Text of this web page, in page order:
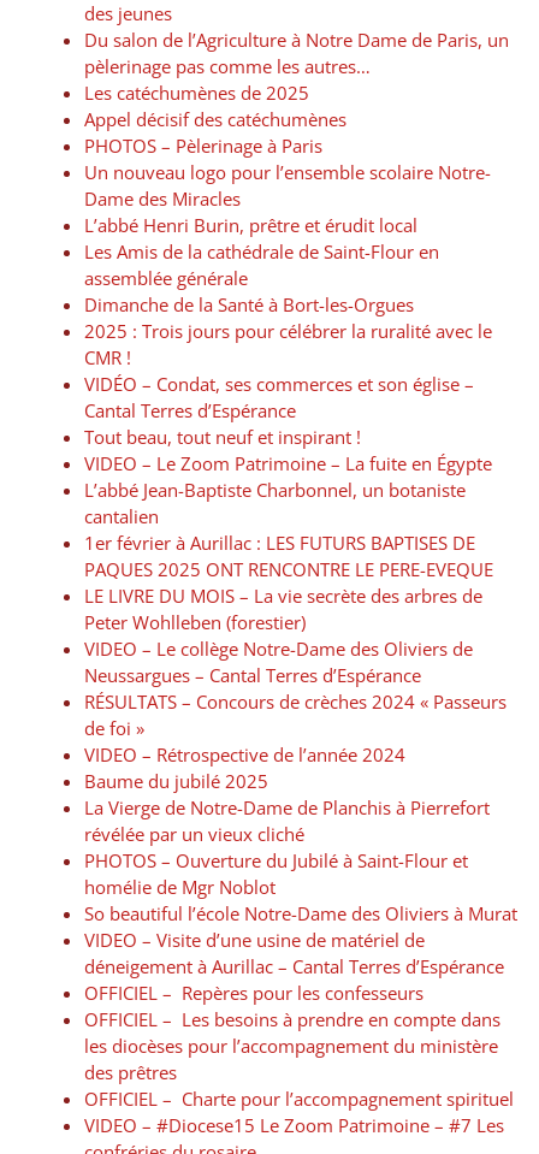
des jeunes
Du salon de l’Agriculture à Notre Dame de Paris, un
pèlerinage pas comme les autres…
Les catéchumènes de 2025
Appel décisif des catéchumènes
PHOTOS – Pèlerinage à Paris
Un nouveau logo pour l’ensemble scolaire Notre-
Dame des Miracles
L’abbé Henri Burin, prêtre et érudit local
Les Amis de la cathédrale de Saint-Flour en
assemblée générale
Dimanche de la Santé à Bort-les-Orgues
2025 : Trois jours pour célébrer la ruralité avec le
CMR !
VIDÉO – Condat, ses commerces et son église –
Cantal Terres d’Espérance
Tout beau, tout neuf et inspirant !
VIDEO – Le Zoom Patrimoine – La fuite en Égypte
L’abbé Jean-Baptiste Charbonnel, un botaniste
cantalien
1er février à Aurillac : LES FUTURS BAPTISES DE
PAQUES 2025 ONT RENCONTRE LE PERE-EVEQUE
LE LIVRE DU MOIS – La vie secrète des arbres de
Peter Wohlleben (forestier)
VIDEO – Le collège Notre-Dame des Oliviers de
Neussargues – Cantal Terres d’Espérance
RÉSULTATS – Concours de crèches 2024 « Passeurs
de foi »
VIDEO – Rétrospective de l’année 2024
Baume du jubilé 2025
La Vierge de Notre-Dame de Planchis à Pierrefort
révélée par un vieux cliché
PHOTOS – Ouverture du Jubilé à Saint-Flour et
homélie de Mgr Noblot
So beautiful l’école Notre-Dame des Oliviers à Murat
VIDEO – Visite d’une usine de matériel de
déneigement à Aurillac – Cantal Terres d’Espérance
OFFICIEL – Repères pour les confesseurs
OFFICIEL – Les besoins à prendre en compte dans
les diocèses pour l’accompagnement du ministère
des prêtres
OFFICIEL – Charte pour l’accompagnement spirituel
VIDEO – #Diocese15​​ Le Zoom Patrimoine – #7 Les